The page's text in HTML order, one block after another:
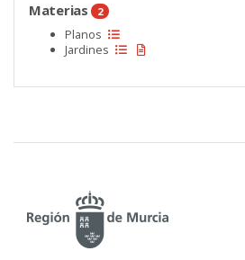
Materias 2
Planos
Jardines